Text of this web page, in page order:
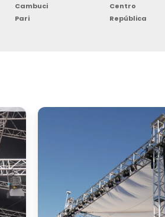
Cambuci Centro
Pari República